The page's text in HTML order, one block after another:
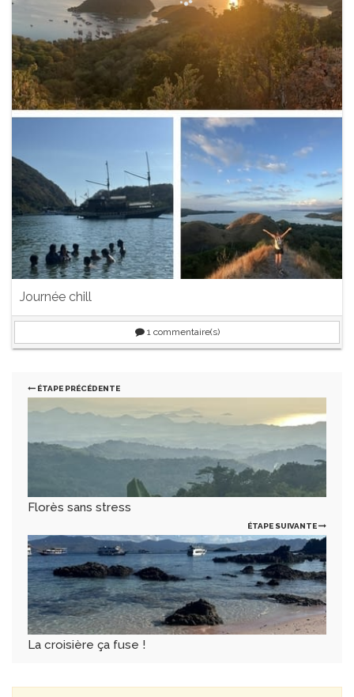
Journée chill
1commentaire(s)
ÉTAPE PRÉCÉDENTE
Florès sans stress
ÉTAPE SUIVANTE
La croisière ça fuse !